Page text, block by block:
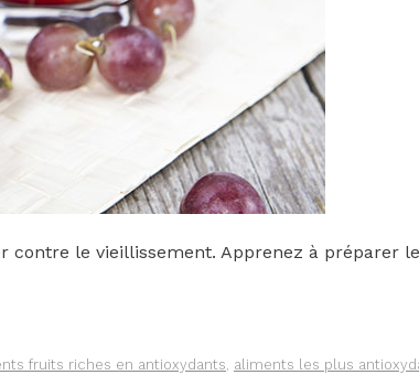
le vieillissement. Apprenez à préparer
fruits riches en antioxydants, aliments les plus